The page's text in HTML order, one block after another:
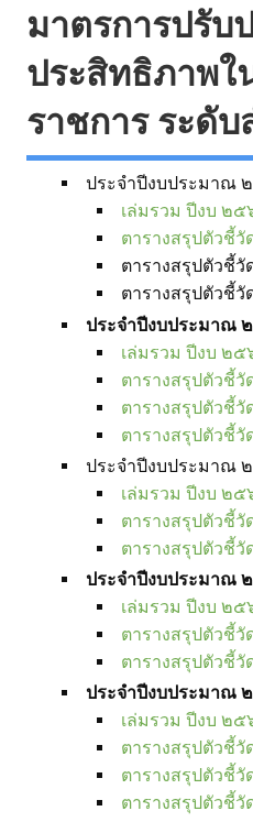
มาตรการปรับ
ประสิทธิภาพใ
ราชการ ระดั
ประจำปีงบประมาณ
เล่มรวม ปีงบ ๒๕
ตารางสรุปตัวชี้วั
ตารางสรุปตัวชี้วั
ตารางสรุปตัวชี้วั
ประจำปีงบประมาณ
เล่มรวม ปีงบ ๒๕
ตารางสรุปตัวชี้วั
ตารางสรุปตัวชี้วั
ตารางสรุปตัวชี้วั
ประจำปีงบประมาณ
เล่มรวม ปีงบ ๒๕
ตารางสรุปตัวชี้วั
ตารางสรุปตัวชี้วั
ประจำปีงบประมาณ
เล่มรวม ปีงบ ๒๕
ตารางสรุปตัวชี้วั
ตารางสรุปตัวชี้วั
ประจำปีงบประมาณ
เล่มรวม ปีงบ ๒๕
ตารางสรุปตัวชี้วั
ตารางสรุปตัวชี้วั
ตารางสรุปตัวชี้วั